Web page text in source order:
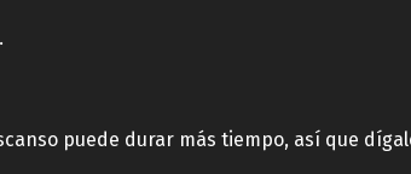
puede durar más tiempo, así que